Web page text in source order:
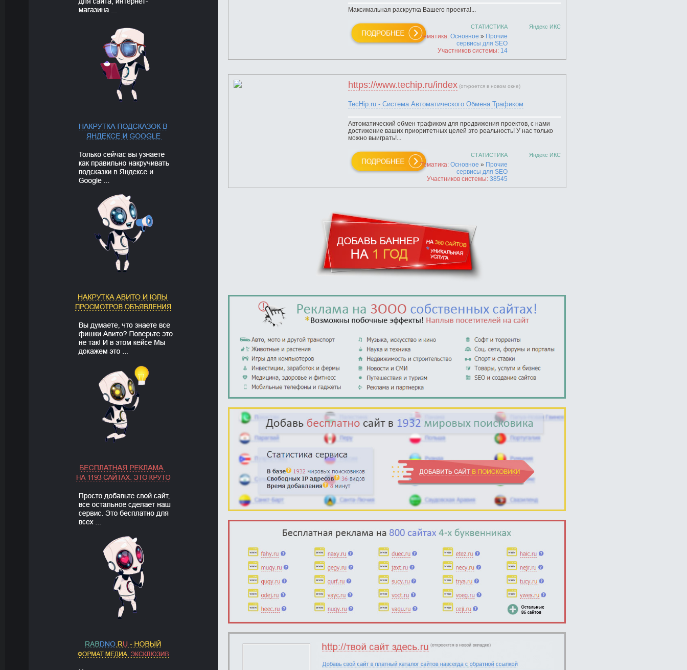
Максимальная раскрутка Вашего проекта!...
СТАТИСТИКА
Тематика: Основное » Прочие
сервисы для SEO
Участников системы: 14
Яндекс ИКС
https://www.techip.ru/index (откроется в новом окне)
TecHip.ru - Система Автоматического Обмена Трафиком
Автоматический обмен трафиком для продвижения проектов, с нами
достижение ваших приоритетных целей это реальность! У нас только
можно выиграть!...
СТАТИСТИКА
Тематика: Основное » Прочие
сервисы для SEO
Участников системы: 38545
Яндекс ИКС